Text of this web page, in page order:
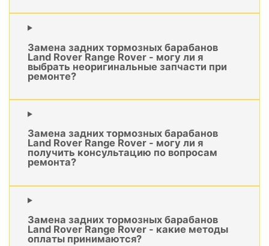
Замена задних тормозных барабанов
Land Rover Range Rover - могу ли я
выбрать неоригинальные запчасти при
ремонте?
Замена задних тормозных барабанов
Land Rover Range Rover - могу ли я
получить консультацию по вопросам
ремонта?
Замена задних тормозных барабанов
Land Rover Range Rover - какие методы
оплаты принимаются?